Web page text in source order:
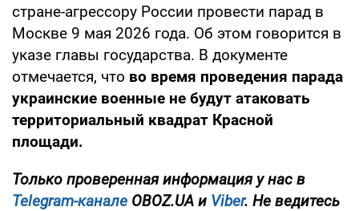
стране-агрессору России провести парад в
Москве 9 мая 2026 года. Об этом говорится в
указе главы государства. В документе
отмечается, что во время проведения парада
украинские военные не будут атаковать
территориальный квадрат Красной
площади.
Только проверенная информация у нас в
Telegram-канале OBOZ.UA и Viber. Не ведитесь